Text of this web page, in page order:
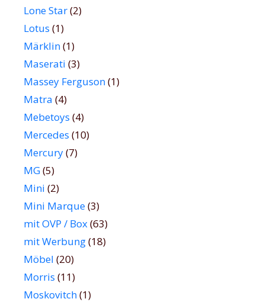
Lone Star(2)
Lotus (1)
Märklin(1)
Maserati (3)
Massey Ferguson(1)
Matra (4)
Mebetoys (4)
Mercedes (10)
Mercury(7)
MG(5)
Mini (2)
Mini Marque(3)
mit OVP / Box(63)
mit Werbung(18)
Möbel (20)
Morris (11)
Moskovitch(1)